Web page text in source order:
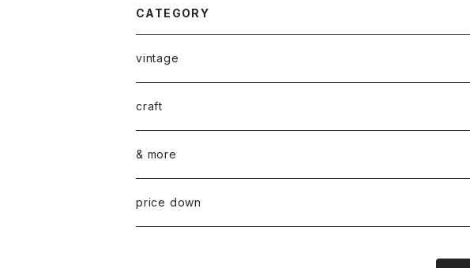
CATEGORY
vintage
ceramics
ARABIA
GUSTAVSBERG
glass
NUUTAJÄRVI
fabric
craft
染め花Horry
山口 和宏 木の器
& more
wear
price down